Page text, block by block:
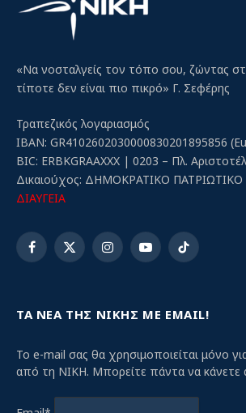
«Να νοσταλγείς τον τόπο σου, ζώντας
τίποτε δεν είναι πιο πικρό» Γ. Σεφέρης
Τραπεζικός λογαριασμός
IBAN: GR4102602030000830201895856
BIC: ERBKGRAAXXX | 0203 – Πλ.
Δικαιούχος: ΔΗΜΟΚΡΑΤΙΚΟ
ΔΙΑΥΓΕΙΑ
Facebook
X
InstagramYouTubeTikTok
ΤΑ ΝΕΑ ΤΗΣ ΝΙΚΗΣ ΜΕ EMAIL!
Το e-mail σας θα χρησιμοποιείται μόνο
από τη ΝΙΚΗ. Μπορείτε πάντα να κάνετε